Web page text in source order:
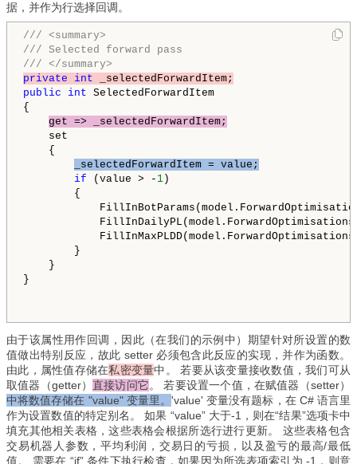
据，并作为行选择回调。
/// <summary>
/// Selected forward pass
/// </summary>
private
int _selectedForwardItem;
public
int SelectedForwardItem
{
get => _selectedForwardItem;
set
{
_selectedForwardItem = value;
if (value > - 1 )
{
}
}
}
由于该属性用作回调，因此（在我们的示例中）期望针对所设置的数
值做出特别反应，故此 setter 必须包含此反应的实现，并作为函数。
由此，属性值存储在私密变量中。 若要从该变量接收数值，我们可从
取值器（getter）直接访问它。 若要设置一个值，在赋值器（setter）
中将数值存储在 "value" 变量里。 'value' 变量没有题标，在 C# 语言里
作为设置数值的特定别名。 如果 “value” 大于-1，则在“结果”选项卡中
填充其他相关表格，这些表格会根据所选行进行更新。 这些表格包含
交易机器人参数，平均利润，交易日的亏损，以及盈亏的最高/最低
值。 需要在 “if” 条件下执行检查，如果因为所选表项索引为 -1，则意